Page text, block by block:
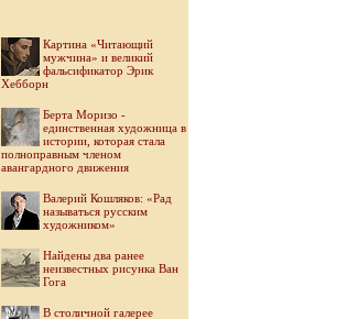
Картина «Читающий
мужчина» и великий
фальсификатор Эрик
Хебборн
Берта Моризо -
единственная художница в
истории, которая стала
полноправным членом
авангардного движения
Валерий Кошляков: «Рад
называться русским
художником»
Найдены два ранее
неизвестных рисунка Ван
Гога
В столичной галерее